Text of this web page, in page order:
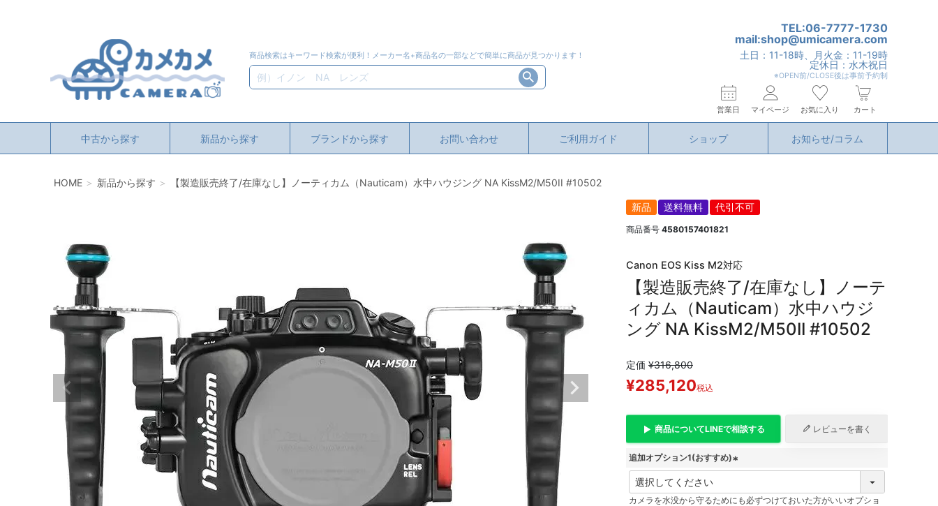
商品検索はキーワード検索が便利！メーカー名+商品名の一部などで簡単に商品が見つかります！
検索
TEL:06-7777-1730
mail:shop@umicamera.com
土日：11-18時、月火金：11-19時
定休日：水木祝日
※OPEN前/CLOSE後は事前予約制
営業日 マイページ お気に入り カート
中古から探す 新品から探す ブランドから探す お問い合わせ ご利用ガイド ショップ お知らせ/コラム
HOME 新品から探す 【製造販売終了/在庫なし】ノーティカム（Nauticam）水中ハウジング NA KissM2/M50II #10502
新品 送料無料 代引不可
商品番号 4580157401821
Canon EOS Kiss M2対応
【製造販売終了/在庫なし】ノーテ
ィカム（Nauticam）水中ハウジ
ング NA KissM2/M50II #10502
定価 ¥316,800
¥285,120税込
商品についてLINEで相談する レビューを書く
追加オプション1(おすすめ)
必
カメラを水没から守るためにも必ずつけておいた方がいいオプショ